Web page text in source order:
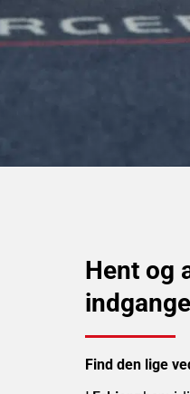
Hent og
Find den lige